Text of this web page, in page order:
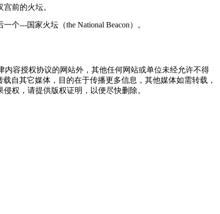
前的火坛。
---国家火坛（the National Beacon）。
容授权协议的网站外，其他任何网站或单位未经允许不得
自其它媒体，目的在于传播更多信息，其他媒体如需转载，
权，请提供版权证明，以便尽快删除。